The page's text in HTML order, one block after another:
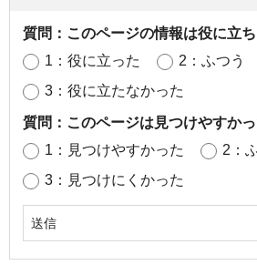
質問：このページの情報は役に立
1：役に立った
2：ふつう
3：役に立たなかった
質問：このページは見つけやすか
1：見つけやすかった
2：
3：見つけにくかった